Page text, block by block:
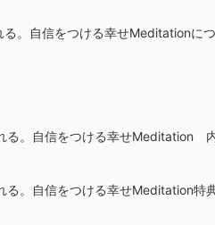
る。自信をつける幸せMeditationに
る。自信をつける幸せMeditation
る。自信をつける幸せMeditation特